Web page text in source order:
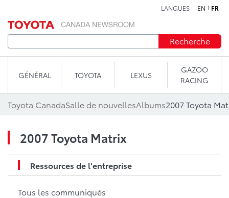
LANGUES EN FR
Recherche
GÉNÉRAL TOYOTA LEXUS
GAZOO
RACING
Toyota CanadaSalle de nouvellesAlbums2007 Toyota
2007 Toyota Matrix
Ressources de l'entreprise
Tous les communiqués